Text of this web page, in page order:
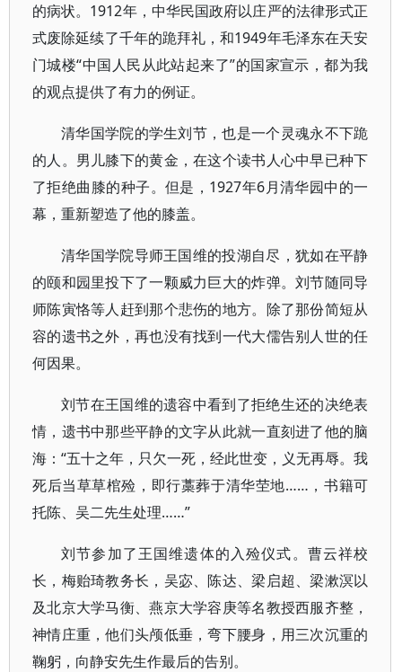
的病状。1912年，中华民国政府以庄严的法律形式正
式废除延续了千年的跪拜礼，和1949年毛泽东在天安
门城楼“中国人民从此站起来了”的国家宣示，都为我
的观点提供了有力的例证。
清华国学院的学生刘节，也是一个灵魂永不下跪
的人。男儿膝下的黄金，在这个读书人心中早已种下
了拒绝曲膝的种子。但是，1927年6月清华园中的一
幕，重新塑造了他的膝盖。
清华国学院导师王国维的投湖自尽，犹如在平静
的颐和园里投下了一颗威力巨大的炸弹。刘节随同导
师陈寅恪等人赶到那个悲伤的地方。除了那份简短从
容的遗书之外，再也没有找到一代大儒告别人世的任
何因果。
刘节在王国维的遗容中看到了拒绝生还的决绝表
情，遗书中那些平静的文字从此就一直刻进了他的脑
海：“五十之年，只欠一死，经此世变，义无再辱。我
死后当草草棺殓，即行藁葬于清华茔地……，书籍可
托陈、吴二先生处理……”
刘节参加了王国维遗体的入殓仪式。曹云祥校
长，梅贻琦教务长，吴宓、陈达、梁启超、梁漱溟以
及北京大学马衡、燕京大学容庚等名教授西服齐整，
神情庄重，他们头颅低垂，弯下腰身，用三次沉重的
鞠躬，向静安先生作最后的告别。